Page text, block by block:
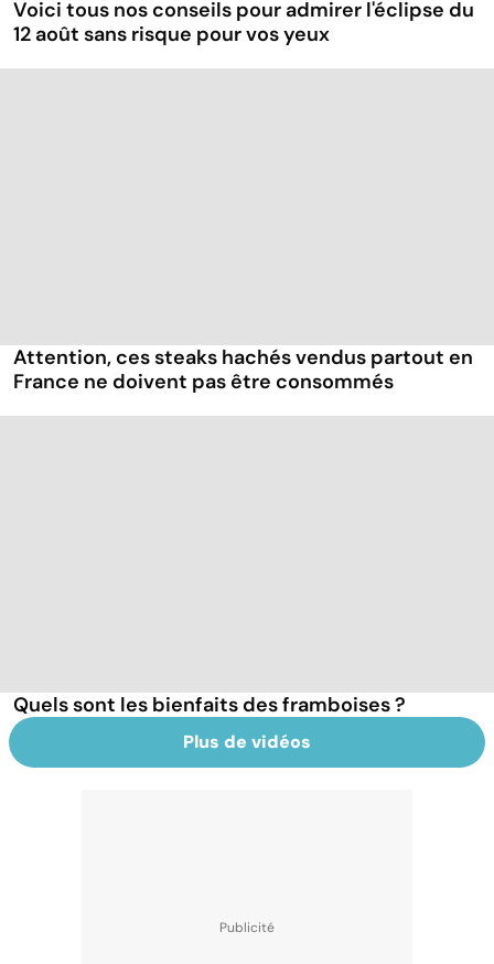
Voici tous nos conseils pour admirer l'éclipse du
12 août sans risque pour vos yeux
Attention, ces steaks hachés vendus partout en
France ne doivent pas être consommés
Quels sont les bienfaits des framboises ?
Plus de vidéos